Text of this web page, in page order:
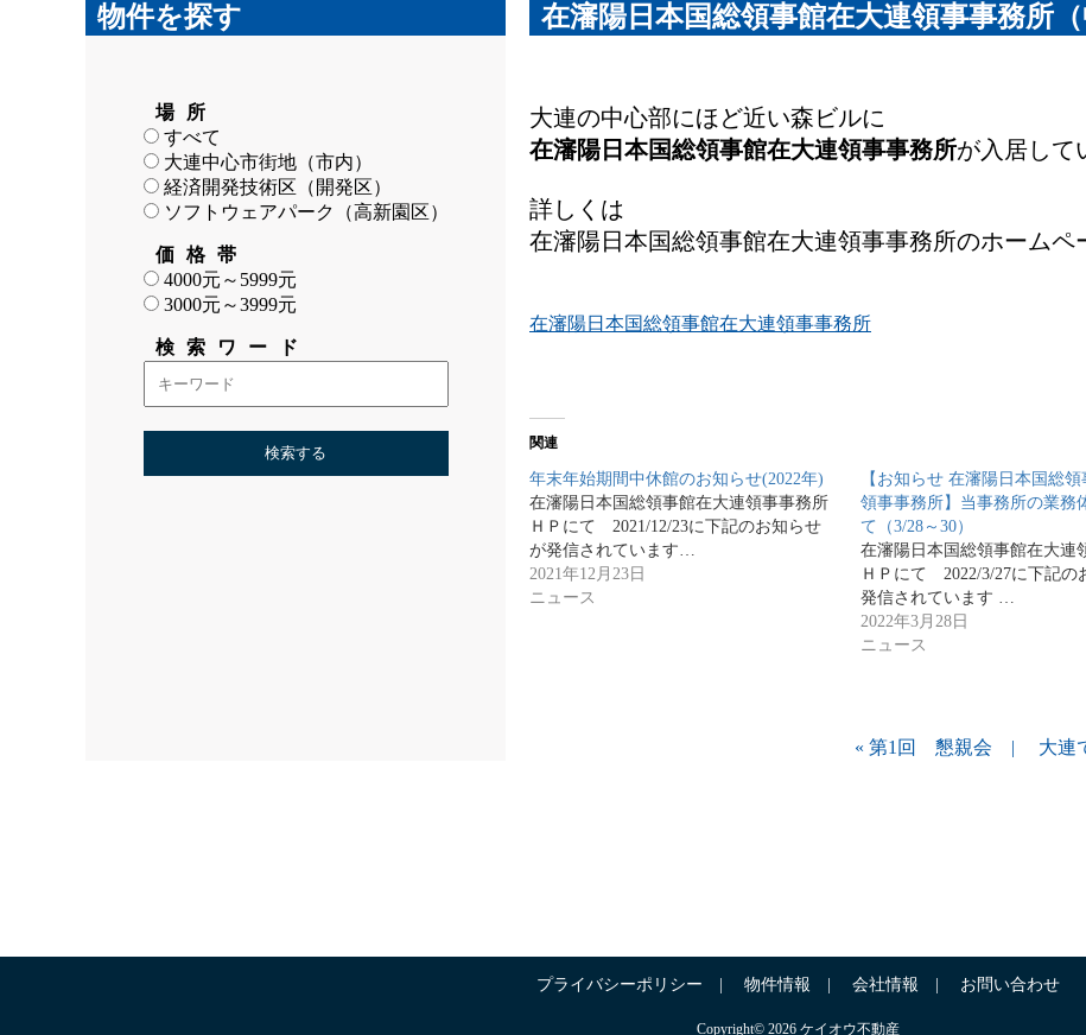
在瀋陽日本国総領事館在大連領事事務所（
大連の中心部にほど近い森ビルに
在瀋陽日本国総領事館在大連領事事務所が入居して
詳しくは
在瀋陽日本国総領事館在大連領事事務所のホームペ
在瀋陽日本国総領事館在大連領事事務所
関連
年末年始期間中休館のお知らせ(2022年)
在瀋陽日本国総領事館在大連領事事務所
ＨＰにて 2021/12/23に下記のお知らせ
が発信されています…
2021年12月23日
ニュース
【お知らせ 在瀋陽日本国総
領事事務所】当事務所の業務
て（3/28～30）
在瀋陽日本国総領事館在大連
ＨＰにて 2022/3/27に下記の
発信されています …
2022年3月28日
ニュース
« 第1回 懇親会 大連
物件を探す
場所
すべて
大連中心市街地（市内）
経済開発技術区（開発区）
ソフトウェアパーク（高新園区）
価格帯
4000元～5999元
3000元～3999元
検索ワード
プライバシーポリシー 物件情報 会社情報 お問い合わせ
Copyright© 2026 ケイオウ不動産